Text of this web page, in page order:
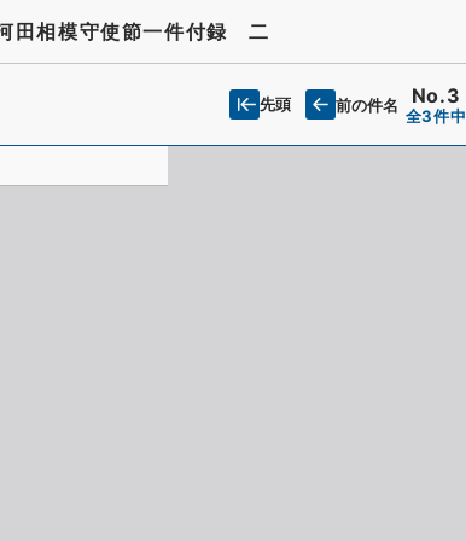
田相模守使節一件付録 二
先頭 前の件名 No.3
全3件中